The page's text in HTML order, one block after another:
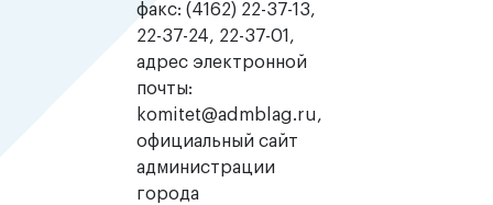
факс: (4162) 22-37-13,
22-37-24, 22-37-01,
адрес электронной
почты:
komitet@admblag.ru,
официальный сайт
администрации
города